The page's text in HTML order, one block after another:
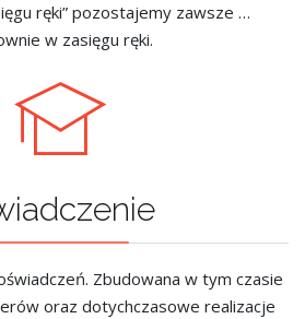
ręki” pozostajemy zawsze …
w zasięgu ręki.
Zbudowana w tym czasie
oraz dotychczasowe realizacje